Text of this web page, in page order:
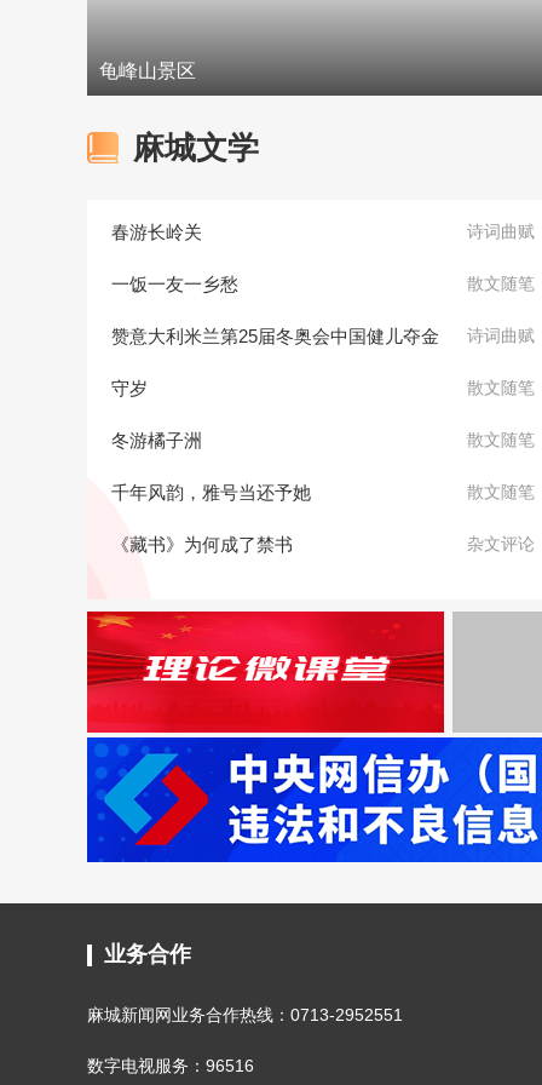
龟峰山景区
麻城文学
春游长岭关 诗词曲赋
一饭一友一乡愁 散文随笔
赞意大利米兰第25届冬奥会中国健儿夺金 诗词曲赋
守岁 散文随笔
冬游橘子洲 散文随笔
千年风韵，雅号当还予她 散文随笔
《藏书》为何成了禁书 杂文评论
业务合作
麻城新闻网业务合作热线：0713-2952551
数字电视服务：96516